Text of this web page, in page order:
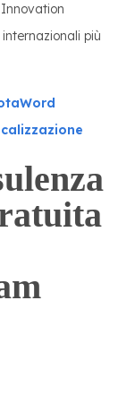
più